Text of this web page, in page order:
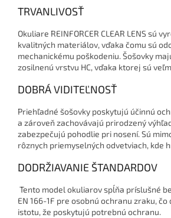
TRVANLIVOSŤ
Okuliare REINFORCER CLEAR LENS sú
kvalitných materiálov, vďaka čomu sú
mechanickému poškodeniu. Šošovky
zosilnenú vrstvu HC, vďaka ktorej sú
DOBRÁ VIDITEĽNOSŤ
Priehľadné šošovky poskytujú účinnú
a zároveň zachovávajú prirodzený
zabezpečujú pohodlie pri nosení. Sú
rôznych priemyselných odvetviach, kde
DODRŽIAVANIE ŠTANDARDOV
Tento model okuliarov spĺňa príslušné
EN 166-1F pre osobnú ochranu zraku,
istotu, že poskytujú potrebnú ochranu.